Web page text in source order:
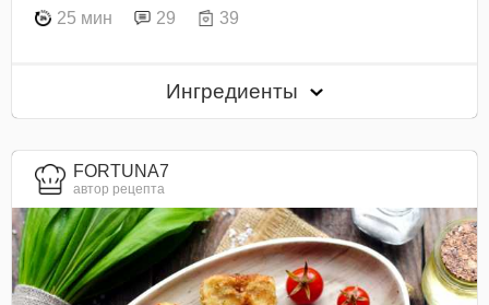
25 мин 29 39
Ингредиенты
FORTUNA7
автор рецепта